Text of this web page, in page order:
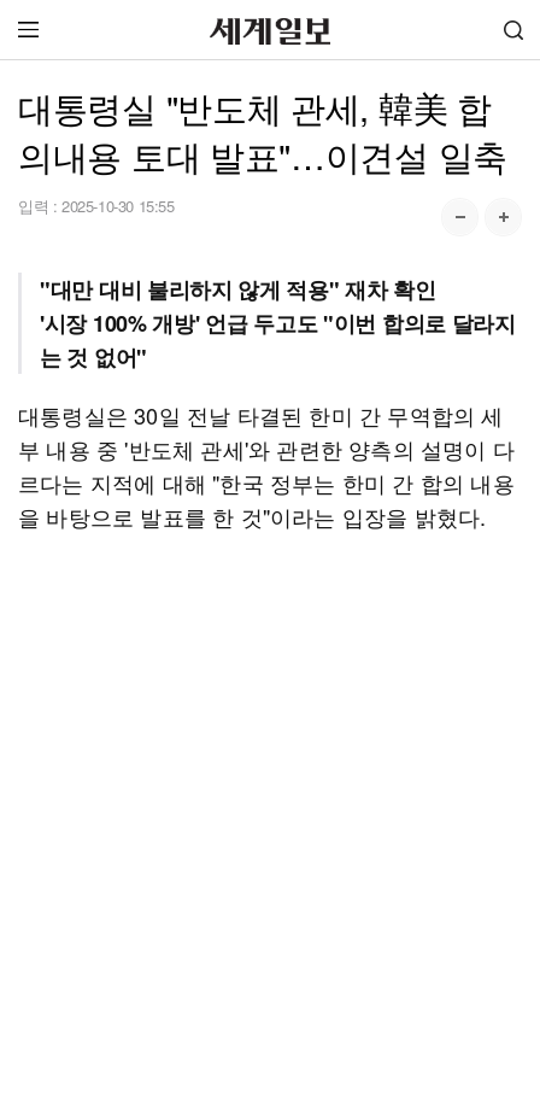
대통령실 "반도체 관세, 韓美 합
의내용 토대 발표"…이견설 일축
입력 : 2025-10-30 15:55
"대만 대비 불리하지 않게 적용" 재차 확인
'시장 100% 개방' 언급 두고도 "이번 합의로 달라지
는 것 없어"
대통령실은 30일 전날 타결된 한미 간 무역합의 세
부 내용 중 '반도체 관세'와 관련한 양측의 설명이 다
르다는 지적에 대해 "한국 정부는 한미 간 합의 내용
을 바탕으로 발표를 한 것"이라는 입장을 밝혔다.